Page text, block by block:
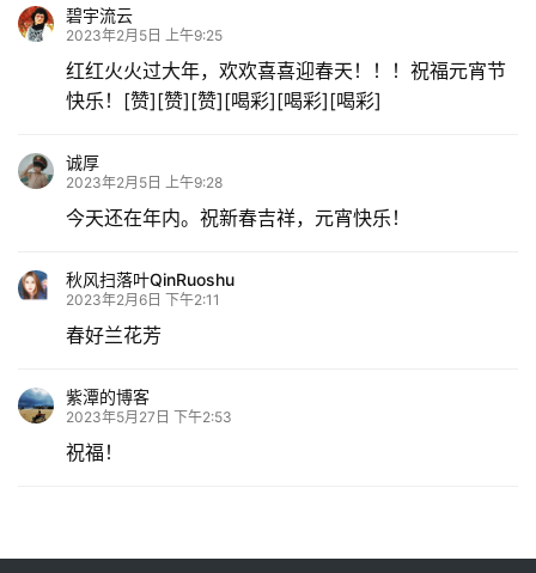
碧宇流云
2023年2月5日 上午9:25
红红火火过大年，欢欢喜喜迎春天！！！祝福元宵节
快乐！[赞][赞][赞][喝彩][喝彩][喝彩]
诚厚
2023年2月5日 上午9:28
今天还在年内。祝新春吉祥，元宵快乐！
秋风扫落叶QinRuoshu
2023年2月6日 下午2:11
春好兰花芳
紫潭的博客
2023年5月27日 下午2:53
祝福！